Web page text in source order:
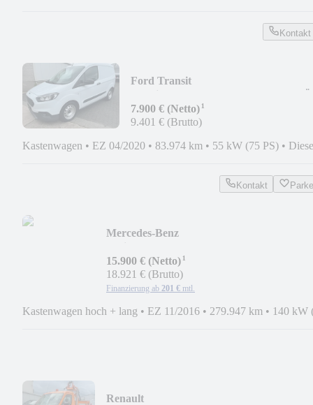
Kontakt
Ford Transit
NEU
7.900 € (Netto)¹
9.401 € (Brutto)
Kastenwagen • EZ 04/2020 • 83.974 km • 55 kW (75 PS) •
Kontakt
Mercedes-Benz
15.900 € (Netto)¹
18.921 € (Brutto)
Finanzierung ab 201 € mtl.
Kastenwagen hoch + lang • EZ 11/2016 • 279.947 km • 140 kW
Renault